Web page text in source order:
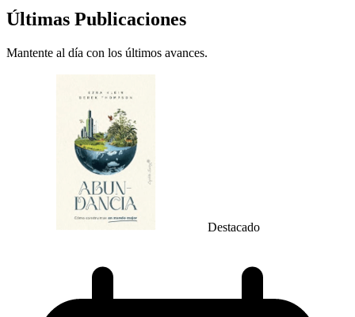
Últimas Publicaciones
Mantente al día con los últimos avances.
Destacado